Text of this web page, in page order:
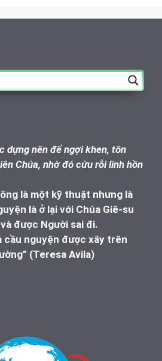
dựng nên để ngợi khen, tôn
Chúa, nhờ đó cứu rỗi linh hồn
là một kỹ thuật nhưng là
là ở lại với Chúa Giê-su
được Người sai đi.
cầu nguyện được xây trên
(Teresa Avila)